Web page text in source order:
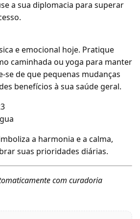
a sua diplomacia para superar
e emocional hoje. Pratique
caminhada ou yoga para manter
se de que pequenas mudanças
benefícios à sua saúde geral.
a harmonia e a calma,
suas prioridades diárias.
com curadoria